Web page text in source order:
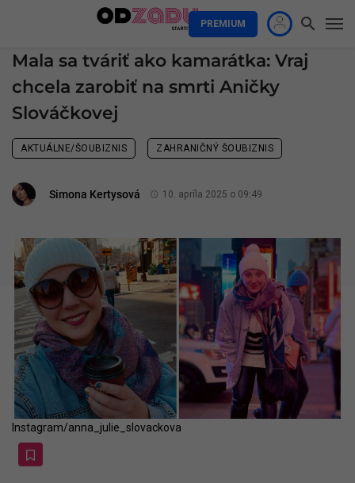
PREMIUM
Mala sa tváriť ako kamarátka: Vraj
chcela zarobiť na smrti Aničky
Slováčkovej
AKTUÁLNE/ŠOUBIZNIS ZAHRANIČNÝ ŠOUBIZNIS
Simona Kertysová 10. apríla 2025 o 09:49
Instagram/anna_julie_slovackova